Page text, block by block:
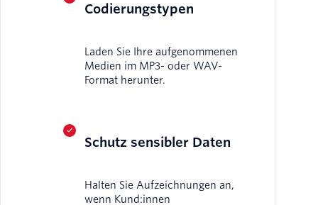
Codierungstypen
Laden Sie Ihre aufgenommenen
Medien im MP3- oder WAV-
Format herunter.
Schutz sensibler Daten
Halten Sie Aufzeichnungen an,
wenn Kund:innen